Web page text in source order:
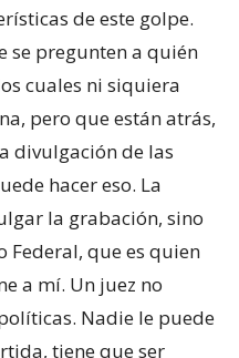
de este golpe.
se pregunten a quién
cuales ni siquiera
pero que están atrás,
divulgación de las
hacer eso. La
la grabación, sino
que es quien
a mí. Un juez no
Nadie le puede
tiene que ser